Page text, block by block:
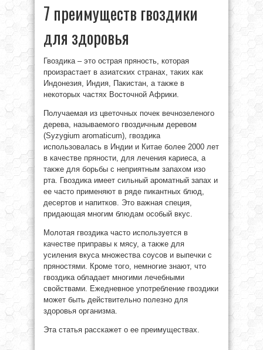
7 преимуществ гвоздики
для здоровья
Гвоздика – это острая пряность, которая
произрастает в азиатских странах, таких как
Индонезия, Индия, Пакистан, а также в
некоторых частях Восточной Африки.
Получаемая из цветочных почек вечнозеленого
дерева, называемого гвоздичным деревом
(Syzygium aromaticum), гвоздика
использовалась в Индии и Китае более 2000 лет
в качестве пряности, для лечения кариеса, а
также для борьбы с неприятным запахом изо
рта. Гвоздика имеет сильный ароматный запах и
ее часто применяют в ряде пикантных блюд,
десертов и напитков. Это важная специя,
придающая многим блюдам особый вкус.
Молотая гвоздика часто используется в
качестве приправы к мясу, а также для
усиления вкуса множества соусов и выпечки с
пряностями. Кроме того, немногие знают, что
гвоздика обладает многими лечебными
свойствами. Ежедневное употребление гвоздики
может быть действительно полезно для
здоровья организма.
Эта статья расскажет о ее преимуществах.